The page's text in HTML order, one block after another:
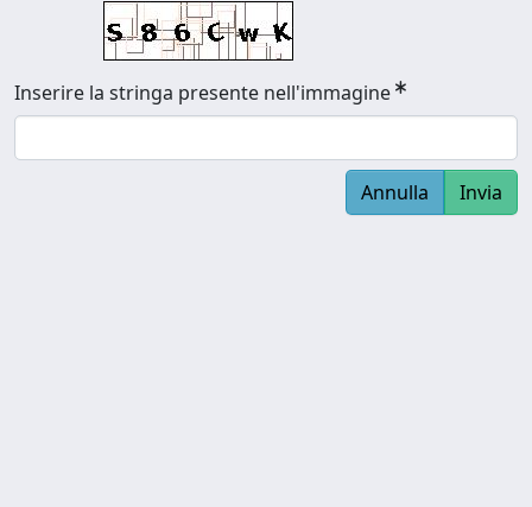
Inserire la stringa presente nell'immagine
Annulla Invia